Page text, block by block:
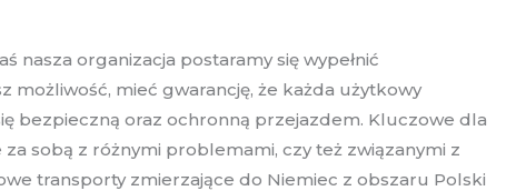
nasza organizacja postaramy się wypełnić
możliwość, mieć gwarancję, że każda użytkowy
bezpieczną oraz ochronną przejazdem. Kluczowe dla
sobą z różnymi problemami, czy też związanymi z
transporty zmierzające do Niemiec z obszaru Polski